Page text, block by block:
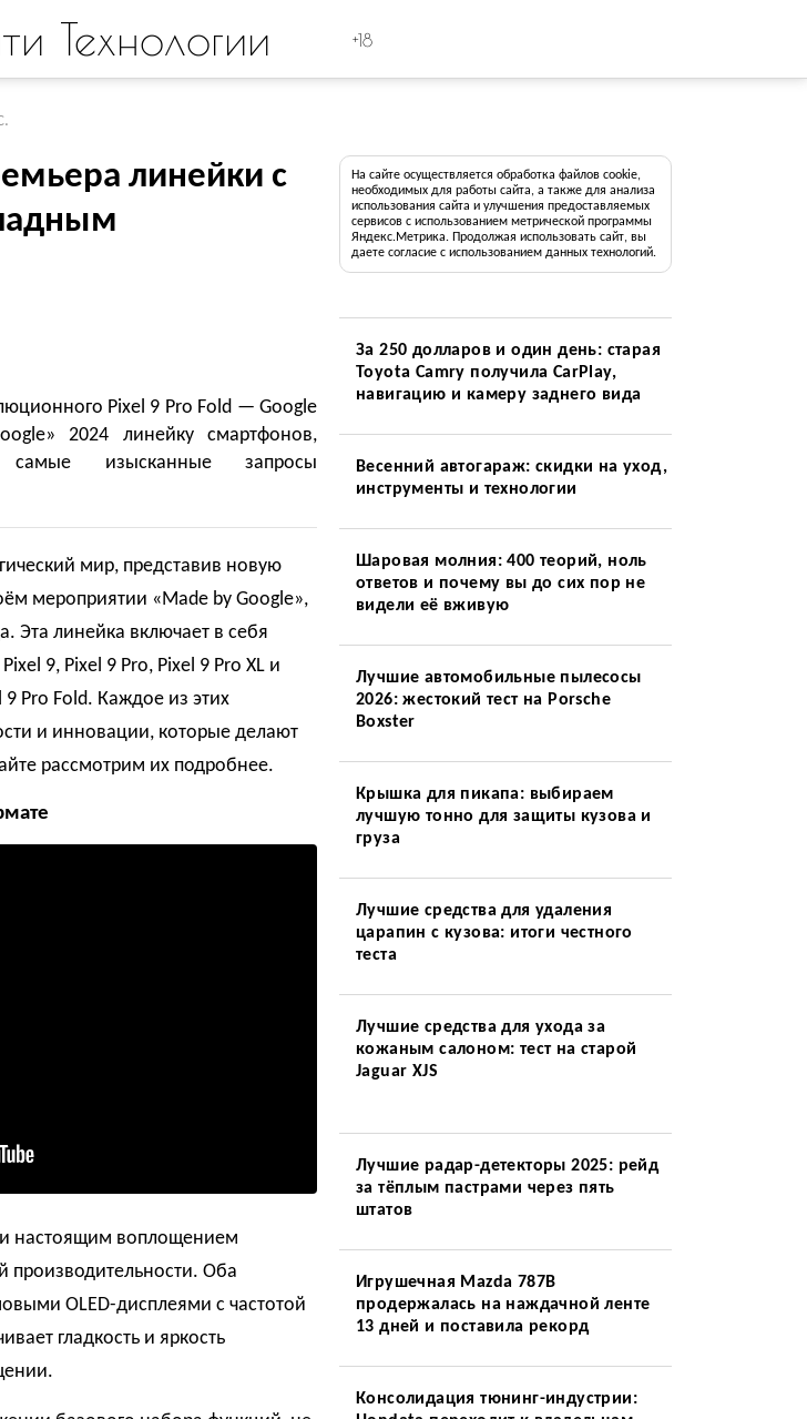
Технологии +18
линейки с
Pixel 9 Pro Fold — Google
2024 линейку смартфонов,
самые изысканные запросы
мир, представив новую
мероприятии «Made by Google»,
Эта линейка включает в себя
9, Pixel 9 Pro, Pixel 9 Pro XL и
Pro Fold. Каждое из этих
и инновации, которые делают
рассмотрим их подробнее.
настоящим воплощением
производительности. Оба
OLED-дисплеями с частотой
гладкость и яркость
На сайте осуществляется обработка файлов cookie,
необходимых для работы сайта, а также для анализа
использования сайта и улучшения предоставляемых
сервисов с использованием метрической программы
Яндекс.Метрика. Продолжая использовать сайт, вы
даете согласие с использованием данных технологий.
За 250 долларов и один день: старая
Toyota Camry получила CarPlay,
навигацию и камеру заднего вида
Весенний автогараж: скидки на уход,
инструменты и технологии
Шаровая молния: 400 теорий, ноль
ответов и почему вы до сих пор не
видели её вживую
Лучшие автомобильные пылесосы
2026: жестокий тест на Porsche
Boxster
Крышка для пикапа: выбираем
лучшую тонно для защиты кузова и
груза
Лучшие средства для удаления
царапин с кузова: итоги честного
теста
Лучшие средства для ухода за
кожаным салоном: тест на старой
Jaguar XJS
Лучшие радар-детекторы 2025: рейд
за тёплым пастрами через пять
штатов
Игрушечная Mazda 787B
продержалась на наждачной ленте
13 дней и поставила рекорд
Консолидация тюнинг-индустрии: